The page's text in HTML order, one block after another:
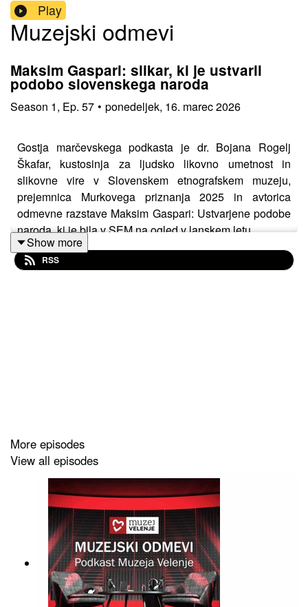
Play
Muzejski odmevi
Maksim Gaspari: slikar, ki je ustvaril
podobo slovenskega naroda
Season 1, Ep. 57 • ponedeljek, 16. marec 2026
Gostja marčevskega podkasta je dr. Bojana Rogelj
Škafar, kustosinja za ljudsko likovno umetnost in
slikovne vire v Slovenskem etnografskem muzeju,
prejemnica Murkovega priznanja 2025 in avtorica
odmevne razstave Maksim Gaspari: Ustvarjene podobe
naroda, ki je bila v SEM na ogled v lanskem letu.
Show more
RSS
More episodes
View all episodes